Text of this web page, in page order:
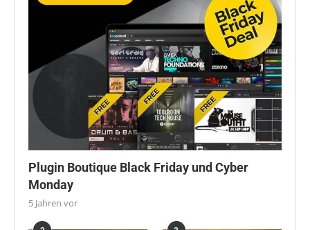
Plugin Boutique Black Friday und Cyber
Monday
5 Jahren vor